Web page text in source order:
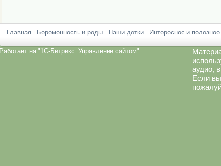
Главная Беременность и роды Наши детки Интересное и полезное
Работает на "1C-Битрикс: Управление сайтом"
аудио,
Если вы